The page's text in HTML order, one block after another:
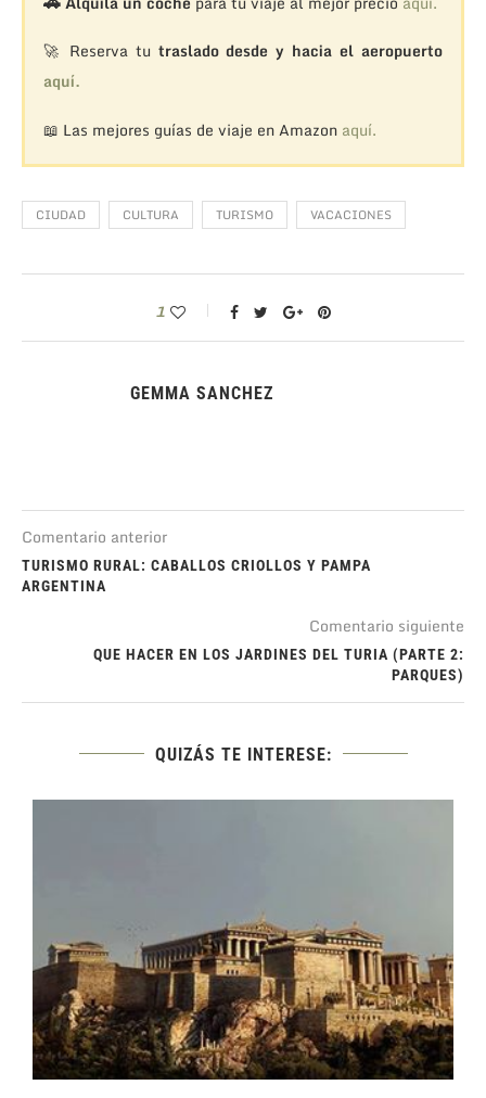
🚀 Reserva tu traslado desde y hacia el aeropuerto
aquí.
📖 Las mejores guías de viaje en Amazon aquí.
CIUDAD CULTURA TURISMO VACACIONES
1
GEMMA SANCHEZ
Comentario anterior
TURISMO RURAL: CABALLOS CRIOLLOS Y PAMPA
ARGENTINA
Comentario siguiente
QUE HACER EN LOS JARDINES DEL TURIA (PARTE 2:
PARQUES)
QUIZÁS TE INTERESE: